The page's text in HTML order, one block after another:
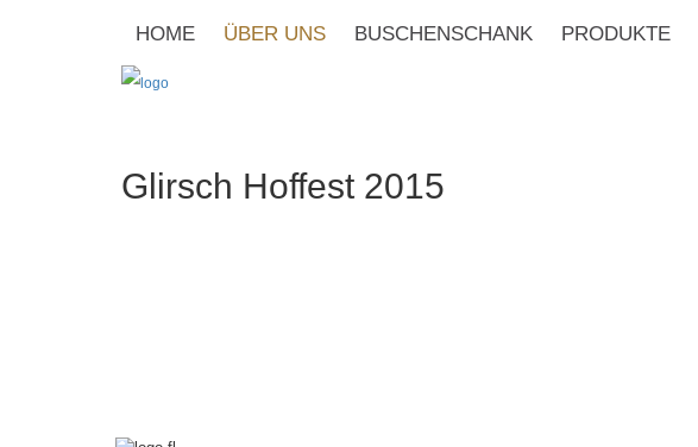
HOME ÜBER UNS BUSCHENSCHANK PRODUKTE
Glirsch Hoffest 2015